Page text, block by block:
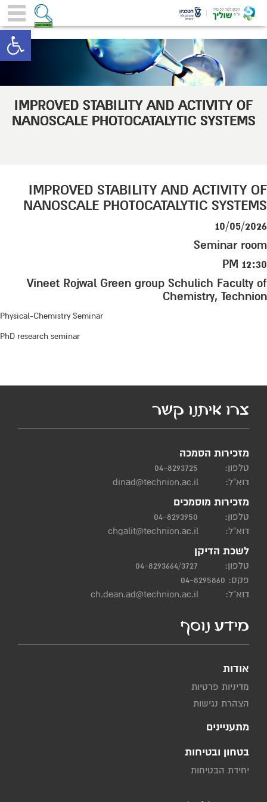
IMPROVED STABILITY AND ACTIVITY OF
NANOSCALE PHOTOCATALYTIC SYSTEMS
IMPROVED STABILITY AND ACTIVITY OF
NANOSCALE PHOTOCATALYTIC SYSTEMS
10/05/2026
Seminar room
12:30 PM
Vineet Rojwal Green group Schulich Faculty of
Chemistry, Technion
Physical-Chemistry Seminar
PhD research seminar
צרו איתנו קשר
מזכירות הסמכה
טלפון:
04-8293725
דוא"ל:
dinad@technion.ac.il
מזכירות מוסמכים
טלפון:
04-8293950
דוא"ל:
chgalit@technion.ac.il
לשכת הדיקן
טלפון:
04-8293664/3727
פקס: 04-8295860
דוא"ל:
ch.dean.ad@technion.ac.il
מידע נוסף
אודות
מדיניות פרטיות
הצהרת נגישות
מתעניינים
בטחון ובטיחות
יחידת הבטיחות